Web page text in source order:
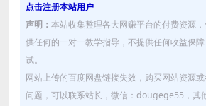
点击注册本站用户
声明： 本站收集整理各大网赚平台的付费资源
供任何的一对一教学指导，不提供任何收益保
试。
网站上传的百度网盘链接失效，购买网站资源
问题，可以联系站长，微信：dougege55，其